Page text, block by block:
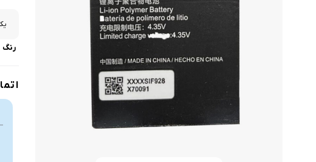
مودم 3G همراه
مـــــــــــودم USB
تــــــــجـــهــــیـزات جــــــانـبـی
جــــــــــــــعـــــــبـه بــــــــــــــــاز
رنگ